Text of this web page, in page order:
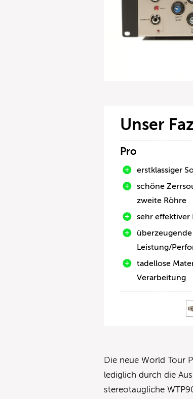
Unser
Pro
erstklassiger
schöne
zweite Röhre
sehr effektiver
überzeugende
Leistung/
tadellose
Verarbeitung
Die neue World Tour
lediglich durch die
stereotaugliche